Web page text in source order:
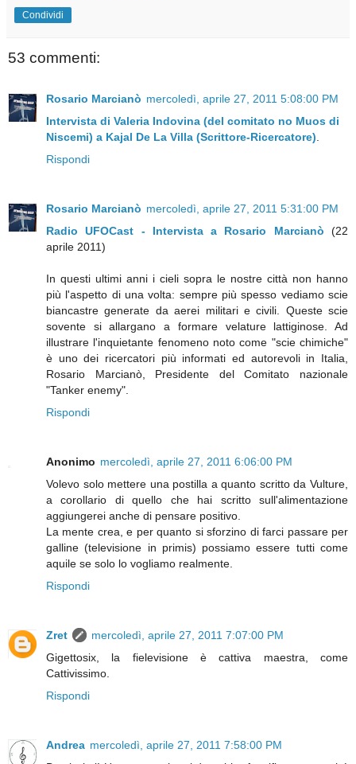
Condividi
53 commenti:
Rosario Marcianò mercoledì, aprile 27, 2011 5:08:00 PM
Intervista di Valeria Indovina (del comitato no Muos di
Niscemi) a Kajal De La Villa (Scrittore-Ricercatore).
Rispondi
Rosario Marcianò mercoledì, aprile 27, 2011 5:31:00 PM
Radio UFOCast - Intervista a Rosario Marcianò (22
aprile 2011)
In questi ultimi anni i cieli sopra le nostre città non hanno
più l'aspetto di una volta: sempre più spesso vediamo scie
biancastre generate da aerei militari e civili. Queste scie
sovente si allargano a formare velature lattiginose. Ad
illustrare l'inquietante fenomeno noto come "scie chimiche"
è uno dei ricercatori più informati ed autorevoli in Italia,
Rosario Marcianò, Presidente del Comitato nazionale
"Tanker enemy".
Rispondi
Anonimo mercoledì, aprile 27, 2011 6:06:00 PM
Volevo solo mettere una postilla a quanto scritto da Vulture,
a corollario di quello che hai scritto sull'alimentazione
aggiungerei anche di pensare positivo.
La mente crea, e per quanto si sforzino di farci passare per
galline (televisione in primis) possiamo essere tutti come
aquile se solo lo vogliamo realmente.
Rispondi
Zret
mercoledì, aprile 27, 2011 7:07:00 PM
Gigettosix, la fielevisione è cattiva maestra, come
Cattivissimo.
Rispondi
Andrea mercoledì, aprile 27, 2011 7:58:00 PM